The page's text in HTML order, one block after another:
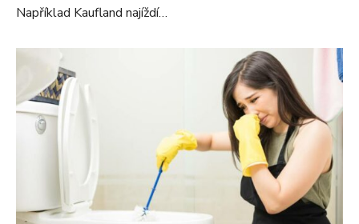
Například Kaufland najíždí…